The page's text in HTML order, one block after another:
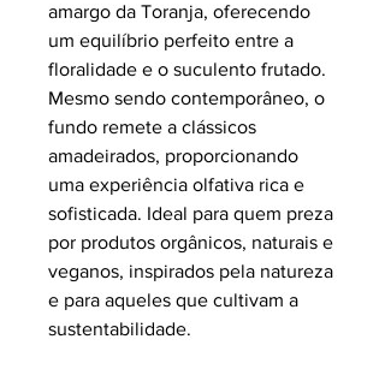
amargo da Toranja, oferecendo
um equilíbrio perfeito entre a
floralidade e o suculento frutado.
Mesmo sendo contemporâneo, o
fundo remete a clássicos
amadeirados, proporcionando
uma experiência olfativa rica e
sofisticada. Ideal para quem preza
por produtos orgânicos, naturais e
veganos, inspirados pela natureza
e para aqueles que cultivam a
sustentabilidade.